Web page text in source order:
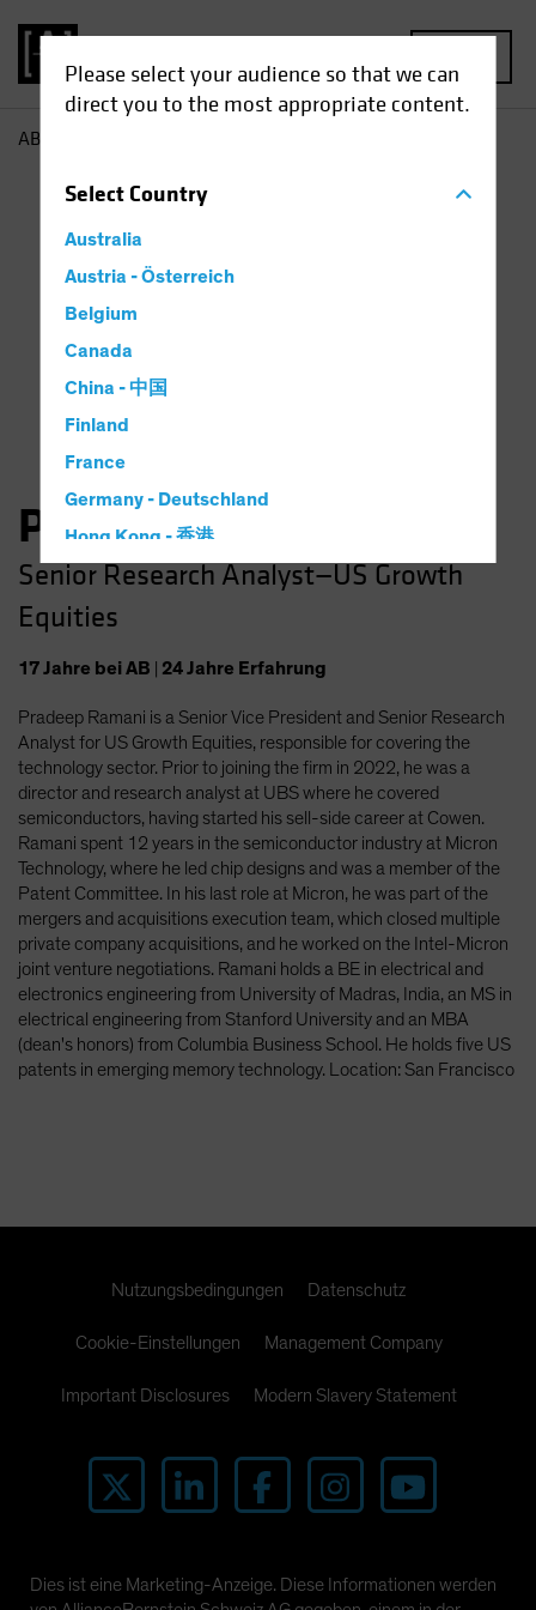
Please select your audience so that we can
direct you to the most appropriate content.
SelectCountry
Australia
Austria - Österreich
Belgium
Canada
China - 中国
Finland
France
Germany - Deutschland
Hong Kong - 香港
Hungary
Iceland
Latin America
Luxembourg and Other EMEA
Netherlands
New Zealand
Norway
Other Asia-Pacific
Poland
Portugal
Singapore
South Korea - 대한민국
United States (US Citizens)
AB
Pradeep Ramani
Senior Research Analyst—US Growth
Equities
17Jahre bei AB 24Jahre Erfahrung
Pradeep Ramani is a Senior Vice President and Senior Research
Analyst for US Growth Equities, responsible for covering the
technology sector. Prior to joining the firm in 2022, he was a
director and research analyst at UBS where he covered
semiconductors, having started his sell-side career at Cowen.
Ramani spent 12 years in the semiconductor industry at Micron
Technology, where he led chip designs and was a member of the
Patent Committee. In his last role at Micron, he was part of the
mergers and acquisitions execution team, which closed multiple
private company acquisitions, and he worked on the Intel-Micron
joint venture negotiations. Ramani holds a BE in electrical and
electronics engineering from University of Madras, India, an MS in
electrical engineering from Stanford University and an MBA
(dean's honors) from Columbia Business School. He holds five US
patents in emerging memory technology. Location: San Francisco
Nutzungsbedingungen Datenschutz
Cookie-Einstellungen Management Company
Important Disclosures Modern Slavery Statement
Dies ist eine Marketing-Anzeige. Diese Informationen werden